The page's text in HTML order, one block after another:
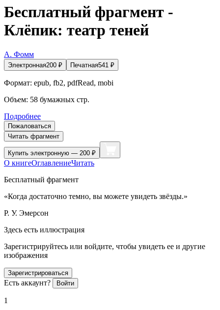
Бесплатный фрагмент -
Клёпик: театр теней
А. Фомм
Электронная200 ₽ Печатная541 ₽
Формат: epub, fb2, pdfRead, mobi
Объем: 58 бумажных стр.
Подробнее
Пожаловаться
Читать фрагмент
Купить электронную — 200 ₽
О книгеОглавлениеЧитать
Бесплатный фрагмент
«Когда достаточно темно, вы можете увидеть звёзды.»
Р. У. Эмерсон
Здесь есть иллюстрация
Зарегистрируйтесь или войдите, чтобы увидеть ее и другие
изображения
Зарегистрироваться
Есть аккаунт? Войти
1